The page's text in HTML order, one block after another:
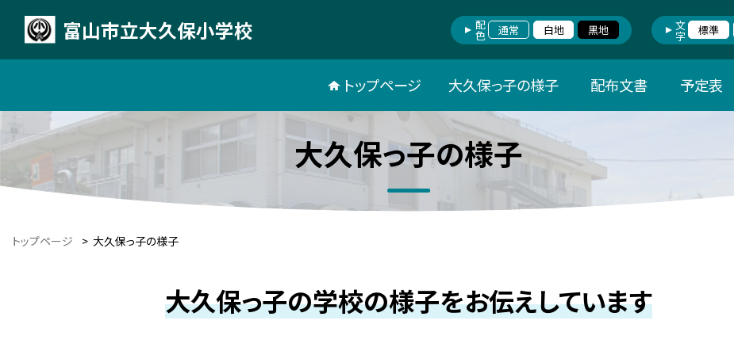
富山市立大久保小学校 配色 通常 白地 黒地 文字 標準
トップページ 大久保っ子の様子 配布文書 予定表
大久保っ子の様子
トップページ > 大久保っ子の様子
大久保っ子の学校の様子をお伝えしています